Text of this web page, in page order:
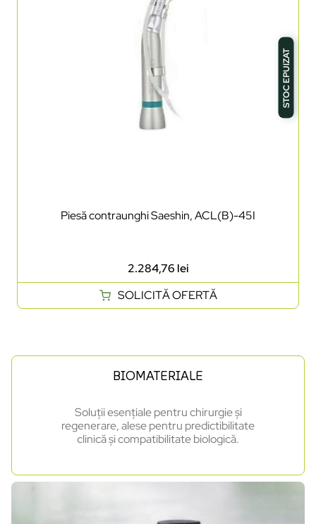
STOC EPUIZAT
Piesă contraunghi Saeshin, ACL(B)-45I
2.284,76 lei
SOLICITĂ OFERTĂ
BIOMATERIALE
Soluții esențiale pentru chirurgie și
regenerare, alese pentru predictibilitate
clinică și compatibilitate biologică.